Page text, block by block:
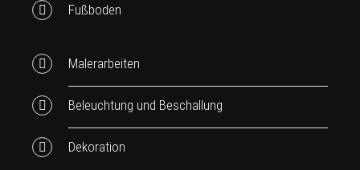
Fußboden
Malerarbeiten
Beleuchtung und Beschallung
Dekoration